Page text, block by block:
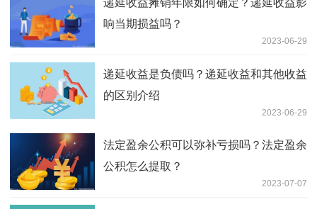
响当期损益吗？
2023-06-29
递延收益是负债吗？递延收益和其他收益
的区别介绍
2023-06-29
法定盈余公积可以弥补亏损吗？法定盈余
公积怎么提取？
2023-07-07